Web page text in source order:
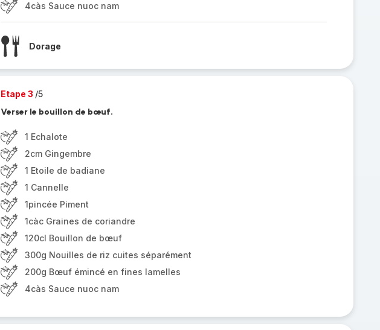
4càs Sauce nuoc nam
Dorage
Etape 3 /5
Verser le bouillon de bœuf.
1 Echalote
2cm Gingembre
1 Etoile de badiane
1 Cannelle
1pincée Piment
1càc Graines de coriandre
120cl Bouillon de bœuf
300g Nouilles de riz cuites séparément
200g Bœuf émincé en fines lamelles
4càs Sauce nuoc nam